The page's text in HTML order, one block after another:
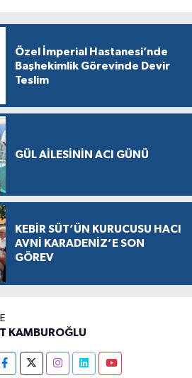
Özel İmperial Hastanesi’nde
Başhekimlik Görevinde Devir
Teslim
GÜL AİLESİNİN ACI GÜNÜ
KEBİR SÜT’ÜN KURUCUSU HACI
AVNİ KARADENİZ’E SON
GÖREV
KAMBUROĞLU